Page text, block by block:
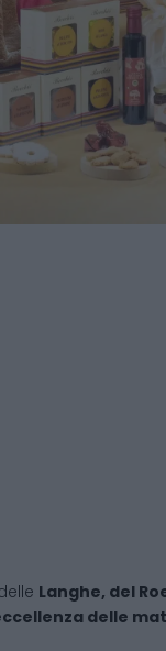
Langhe, del
delle